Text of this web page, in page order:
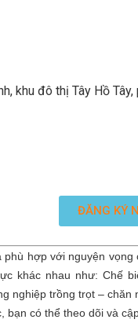
khu đô thị Tây Hồ
ĐĂNG KÝ
phù hợp với nguyện
khác nhau như: Chế
nghiệp trồng trọt –
bạn có thể theo dõi và